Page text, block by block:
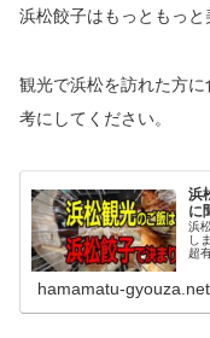
浜松餃子はもっともっと
観光で浜松を訪れた方
考にしてください。
浜
に
浜
し
超
hamamatu-gyouza.net